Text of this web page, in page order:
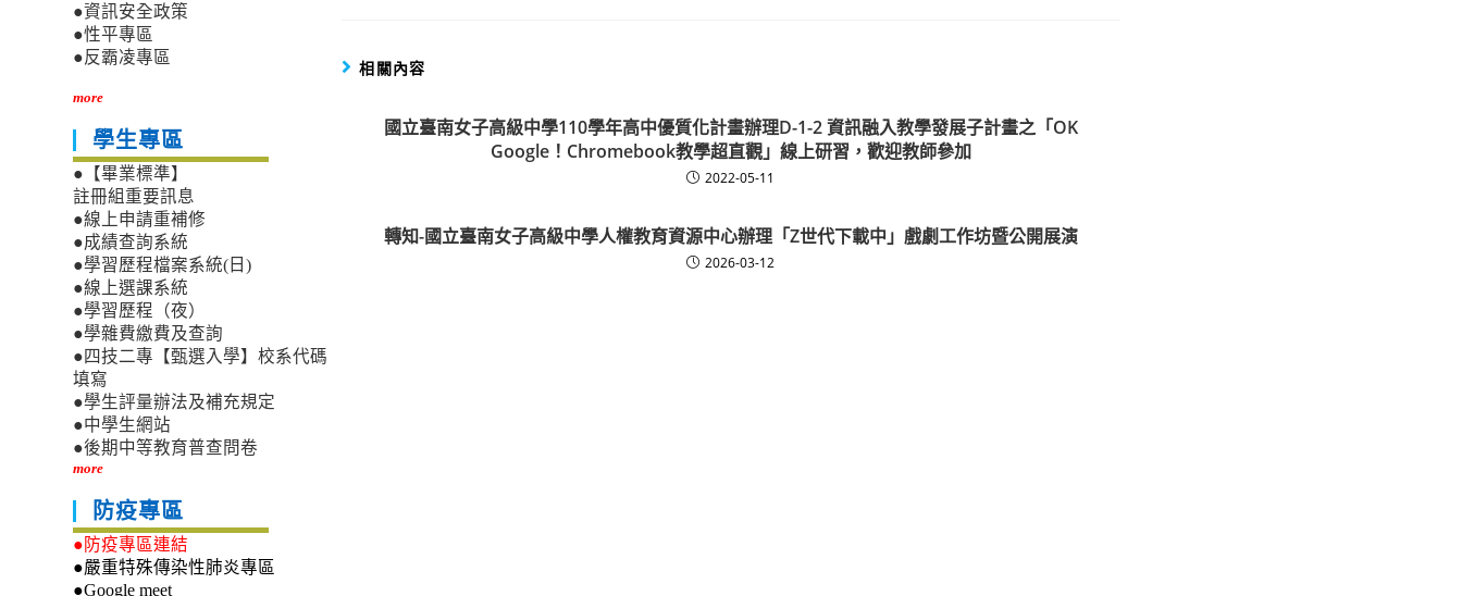
相關內容
國立臺南女子高級中學110學年高中優質化計畫辦理D-1-2 資訊融入教學發展子計畫之「OK
Google！Chromebook教學超直觀」線上研習，歡迎教師參加
2022-05-11
轉知-國立臺南女子高級中學人權教育資源中心辦理「Z世代下載中」戲劇工作坊暨公開展演
2026-03-12
●資訊安全政策
●性平專區
●反霸凌專區
more
學生專區
●【畢業標準】
註冊組重要訊息
●線上申請重補修
●成績查詢系統
●學習歷程檔案系統(日)
●線上選課系統
●學習歷程（夜）
●學雜費繳費及查詢
●四技二專【甄選入學】校系代碼
填寫
●學生評量辦法及補充規定
●中學生網站
●後期中等教育普查問卷
more
防疫專區
●防疫專區連結
●嚴重特殊傳染性肺炎專區
●Google meet